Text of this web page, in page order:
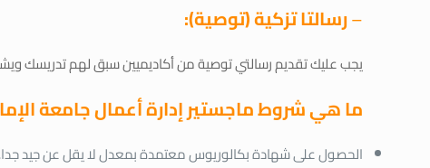
–رسالتا تزكية (توصية):
يجب عليك تقديم رسالتي توصية من أكاديميين سبق لهم تدريسك
ما هي شروط ماجستير إدارة أعمال جامعة
الحصول على شهادة بكالوريوس معتمدة بمعدل لا يقل عن جيد جدا.